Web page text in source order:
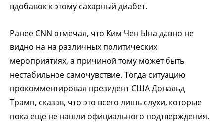
вдобавок к этому сахарный диабет.
Ранее CNN отмечал, что Ким Чен Ына давно не
видно на на различных политических
мероприятиях, а причиной тому может быть
нестабильное самочувствие. Тогда ситуацию
прокомментировал президент США Дональд
Трамп, сказав, что это всего лишь слухи, которые
пока еще не нашли официального подтверждения.